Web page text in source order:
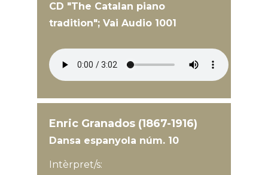
CD "The Catalan piano
tradition"; Vai Audio 1001
Enric Granados (1867-1916)
Dansa espanyola núm. 10
Intèrpret/s: